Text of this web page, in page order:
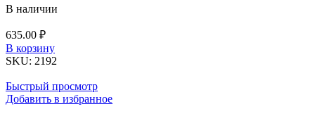
В наличии
635.00 ₽
Количество
товара
KT-
BSD-
В корзину
SKU: 2192
Быстрый просмотр
Добавить в избранное